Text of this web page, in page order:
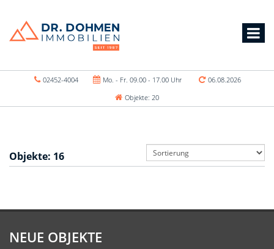
02452-4004 Mo. - Fr. 09.00 - 17.00 Uhr
06.08.2026
Objekte: 20
Objekte: 16
NEUE OBJEKTE